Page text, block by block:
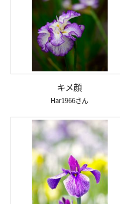
キメ顔
Har1966